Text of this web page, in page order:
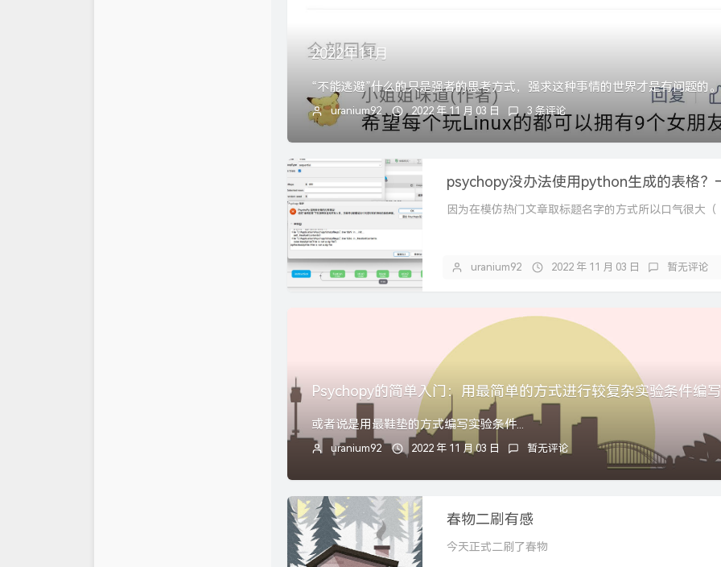
2022年11月
“不能逃避”什么的只是强者的思考方式，强求这种事情的世界才是有问题的。
uranium92 2022 年 11 月 03 日 3 条评论
因为在模仿热门文章取标题名字的方式所以口气很大（
uranium92 2022 年 11 月 03 日 暂无评论
Psychopy的简单入门：用最简单的方式进行较复杂实验条件编写
或者说是用最鞋垫的方式编写实验条件...
uranium92 2022 年 11 月 03 日 暂无评论
春物二刷有感
今天正式二刷了春物